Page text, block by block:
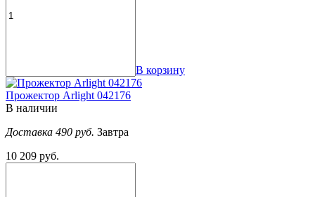
В корзину
Прожектор Arlight 042176
В наличии
Доставка 490 руб. Завтра
10 209 руб.